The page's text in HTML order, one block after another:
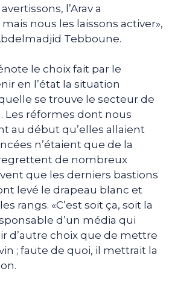
l’Arav a
nous les laissons activer»,
Tebboune.
le choix fait par le
en l’état la situation
se trouve le secteur de
Les réformes dont nous
au début qu’elles allaient
n’étaient que de la
de nombreux
que les derniers bastions
levé le drapeau blanc et
rangs. «C’est soit ça, soit la
d’un média qui
d’autre choix que de mettre
; faute de quoi, il mettrait la